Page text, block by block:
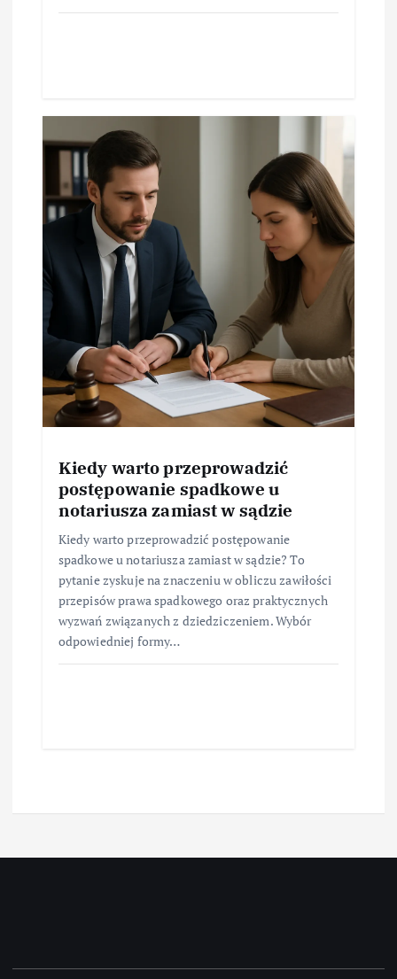
Kiedy warto przeprowadzić
postępowanie spadkowe u
notariusza zamiast w sądzie
Kiedy warto przeprowadzić postępowanie
spadkowe u notariusza zamiast w sądzie? To
pytanie zyskuje na znaczeniu w obliczu zawiłości
przepisów prawa spadkowego oraz praktycznych
wyzwań związanych z dziedziczeniem. Wybór
odpowiedniej formy…